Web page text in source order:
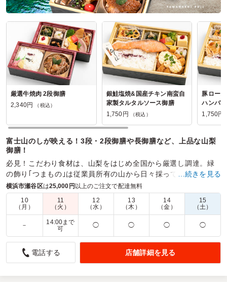
厳選牛焼肉 2段御膳
2,340円
（税込）
銀鮭塩焼&国産チキン南蛮自
家製タルタルソース御膳
1,750円
（税込）
豚ロー
ハンバ
1,750円
富士山のしが映える！3段・2段御膳や長御膳など、上品な山梨
御膳！
必見！こだわり食材は、山梨をはじめ全国から厳選し調達。緑
の飾り｢つまもの｣は従業員所有の山から日々採ってきます！
商品数： 30 締切日時： 2日前23:45 価格帯：
配達時間：
9:00～17:00
喜んでもらえました。
4.0 株式会社エムズワークス
遠方よりお越しいただいたお客様に喜んでいただいたので。
た。ちょうどよかったのですが、
…続きを見る
横浜市瀬谷区は25,000円以上のご注文で配達無料
10
（月）
11
（火）
12
（水）
13
（木）
14
（金）
15
（土）
－
14:00まで
可
◯ ◯ ◯ ◯
電話する 店舗詳細を見る